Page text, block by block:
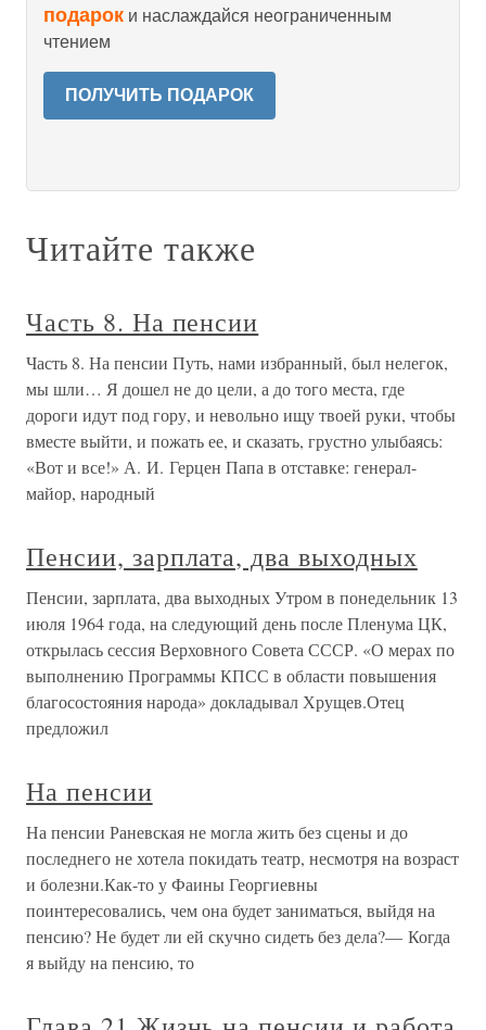
подарок и наслаждайся неограниченным
чтением
ПОЛУЧИТЬ ПОДАРОК
Читайте также
Часть 8. На пенсии
Часть 8. На пенсии Путь, нами избранный, был нелегок,
мы шли… Я дошел не до цели, а до того места, где
дороги идут под гору, и невольно ищу твоей руки, чтобы
вместе выйти, и пожать ее, и сказать, грустно улыбаясь:
«Вот и все!» А. И. Герцен Папа в отставке: генерал-
майор, народный
Пенсии, зарплата, два выходных
Пенсии, зарплата, два выходных Утром в понедельник 13
июля 1964 года, на следующий день после Пленума ЦК,
открылась сессия Верховного Совета СССР. «О мерах по
выполнению Программы КПСС в области повышения
благосостояния народа» докладывал Хрущев.Отец
предложил
На пенсии
На пенсии Раневская не могла жить без сцены и до
последнего не хотела покидать театр, несмотря на возраст
и болезни.Как-то у Фаины Георгиевны
поинтересовались, чем она будет заниматься, выйдя на
пенсию? Не будет ли ей скучно сидеть без дела?— Когда
я выйду на пенсию, то